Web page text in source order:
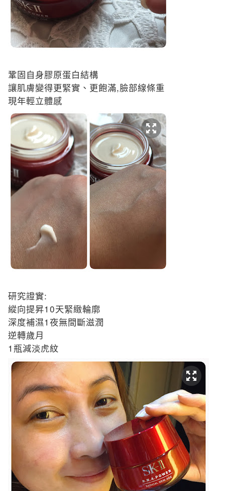
鞏固自身膠原蛋白結構
讓肌膚變得更緊實、更飽滿,臉部線條重
現年輕立體感
研究證實:
縱向提昇10天緊緻輪廓
深度補濕1 夜無間斷滋潤
逆轉歲月
1 瓶減淡虎紋